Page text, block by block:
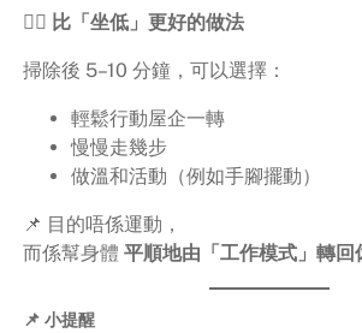
🚶‍♀️ 比「坐低」更好的做法
掃除後 5–10 分鐘，可以選擇：
輕鬆行動屋企一轉
慢慢走幾步
做溫和活動（例如手腳擺動）
📌 目的唔係運動，
而係幫身體 平順地由「工作模式」轉回
📌 小提醒